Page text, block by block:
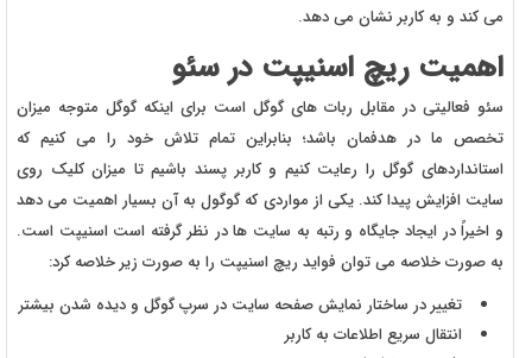
می کند و به کاربر نشان می دهد.
اهمیت ریچ اسنیپت در سئو
سئو فعالیتی در مقابل ربات های گوگل است برای اینکه گوگل متوجه میزان
تخصص ما در هدفمان باشد؛ بنابراین تمام تلاش خود را می کنیم که
استانداردهای گوگل را رعایت کنیم و کاربر پسند باشیم تا میزان کلیک روی
سایت افزایش پیدا کند. یکی از مواردی که گوگول به آن بسیار اهمیت می دهد
و اخیراً در ایجاد جایگاه و رتبه به سایت ها در نظر گرفته است اسنیپت است.
به صورت خلاصه می توان فواید ریچ اسنیپت را به صورت زیر خلاصه کرد:
تغییر در ساختار نمایش صفحه سایت در سرپ گوگل و دیده شدن بیشتر
انتقال سریع اطلاعات به کاربر